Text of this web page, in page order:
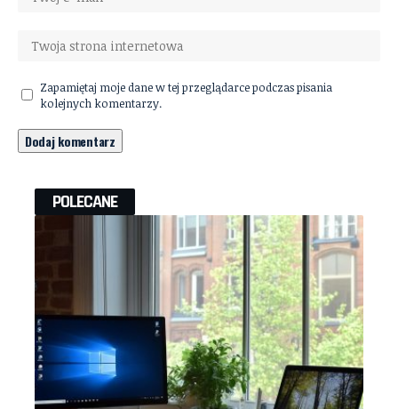
Zapamiętaj moje dane w tej przeglądarce podczas pisania
kolejnych komentarzy.
POLECANE